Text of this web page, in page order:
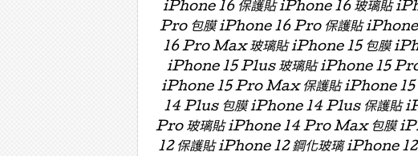
iPhone 16 保護貼 iPhone 16 玻璃貼
Pro 包膜 iPhone 16 Pro 保護貼
16 Pro Max 玻璃貼 iPhone 15 包膜
iPhone 15 Plus 玻璃貼 iPhone 15
iPhone 15 Pro Max 保護貼 iPhone 15
14 Plus 包膜 iPhone 14 Plus 保護貼
Pro 玻璃貼 iPhone 14 Pro Max 包膜
12 保護貼 iPhone 12 鋼化玻璃 iPhone